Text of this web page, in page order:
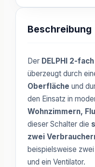
Beschreibung
Der DELPHI 2-
überzeugt durch
Oberfläche und
den Einsatz in
Wohnzimmern,
dieser Schalter die
zwei
beispielsweise
und ein Ventilator.